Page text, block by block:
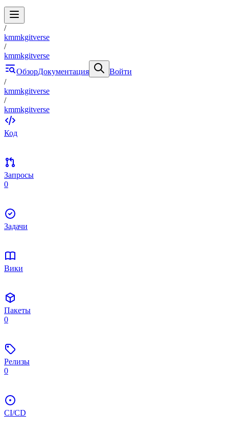
/
kmmkgitverse
/
kmmkgitverse
ОбзорДокументация
Войти
/
kmmkgitverse
/
kmmkgitverse
Код
Запросы
0
Задачи
Вики
Пакеты
0
Релизы
0
CI/CD